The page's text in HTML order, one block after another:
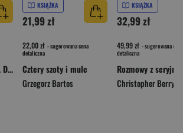
Fałszywi bohaterowie. Dziesięć kontrowersyjnych postaci, które niesłusznie podziwiamy
KSIĄŻKA
21,99 zł
22,00 zł - sugerowana cena
detaliczna
Cztery szoty i mule
Grzegorz Bartos
KSIĄŻKA
32,99 zł
49,99 zł - sugerowana cena
detaliczna
Christopher Berry-